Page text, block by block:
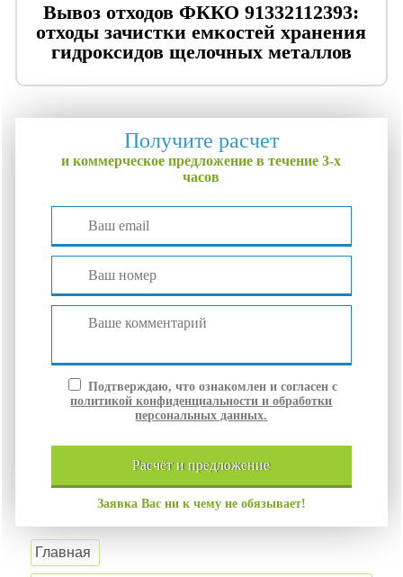
Вывоз отходов ФККО 91332112393:
отходы зачистки емкостей хранения
гидроксидов щелочных металлов
Получите расчет
и коммерческое предложение в течение 3-х
часов
Подтверждаю, что ознакомлен и согласен с
политикой конфиденциальности и обработки
персональных данных.
расчёт ипредложение
Заявка Вас ни к чему не обязывает!
Главная